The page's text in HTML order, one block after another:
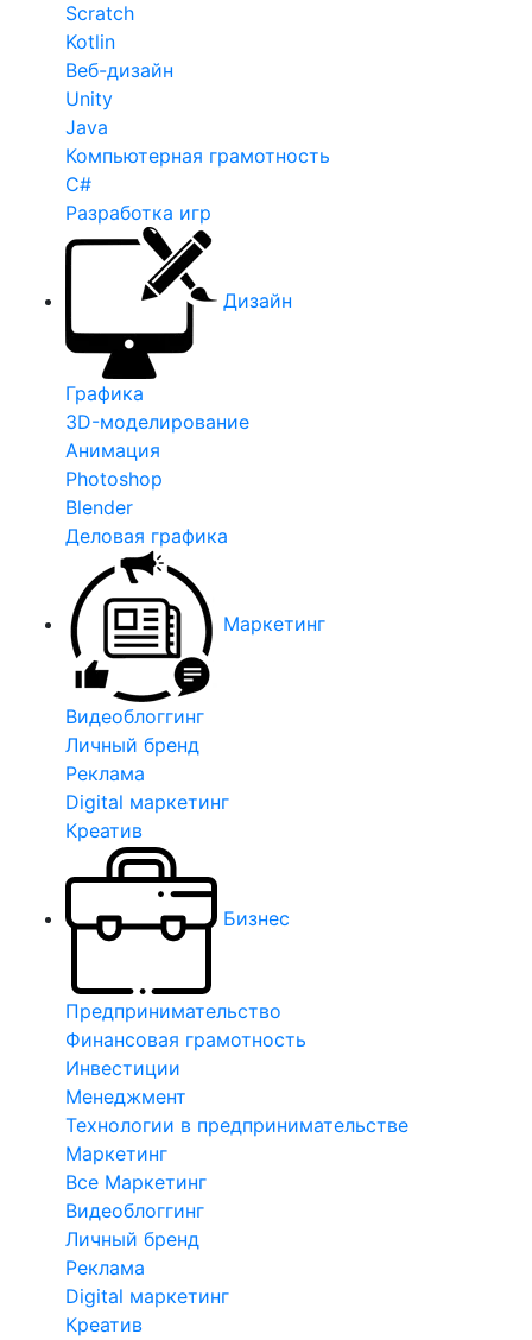
Scratch
Kotlin
Веб-дизайн
Unity
Java
Компьютерная грамотность
C#
Разработка игр
Дизайн
Графика
3D-моделирование
Анимация
Photoshop
Blender
Деловая графика
Маркетинг
Видеоблоггинг
Личный бренд
Реклама
Digital маркетинг
Креатив
Бизнес
Предпринимательство
Финансовая грамотность
Инвестиции
Менеджмент
Технологии в предпринимательстве
Маркетинг
Все Маркетинг
Видеоблоггинг
Личный бренд
Реклама
Digital маркетинг
Креатив